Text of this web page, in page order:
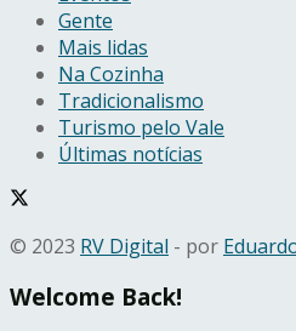
Gente
Mais lidas
Na Cozinha
Tradicionalismo
Turismo pelo Vale
Últimas notícias
© 2023 RV Digital - por
Welcome Back!